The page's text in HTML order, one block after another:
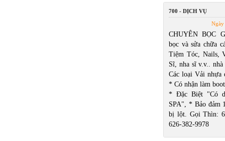
700 - DỊCH VỤ
Ngày
CHUYÊN BỌC
bọc và sửa chữa
Tiệm Tóc, Nails,
Sĩ, nha sĩ v.v..
Các loại Vải nhựa
* Có nhận làm
* Đặc Biệt "Có
SPA", * Bảo đảm
bị lột. Gọi Thìn:
626-382-9978